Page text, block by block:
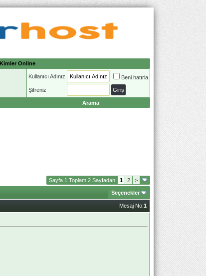
Kimler Online
Kullanıcı Adınız Beni hatırla
Şifreniz
Arama
Sayfa 1 Toplam 2 Sayfadan 1 2
>
Seçenekler
Mesaj No:1